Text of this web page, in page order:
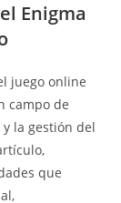
Enigma
juego online
campo de
la gestión del
que